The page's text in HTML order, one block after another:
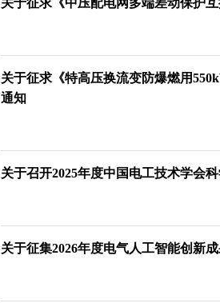
关于征求《中压配电网多端差动保护
关于征求《特高压换流变防爆燃用
通知
关于召开2025年度中国电工技术学会
关于征集2026年度电气人工智能创新